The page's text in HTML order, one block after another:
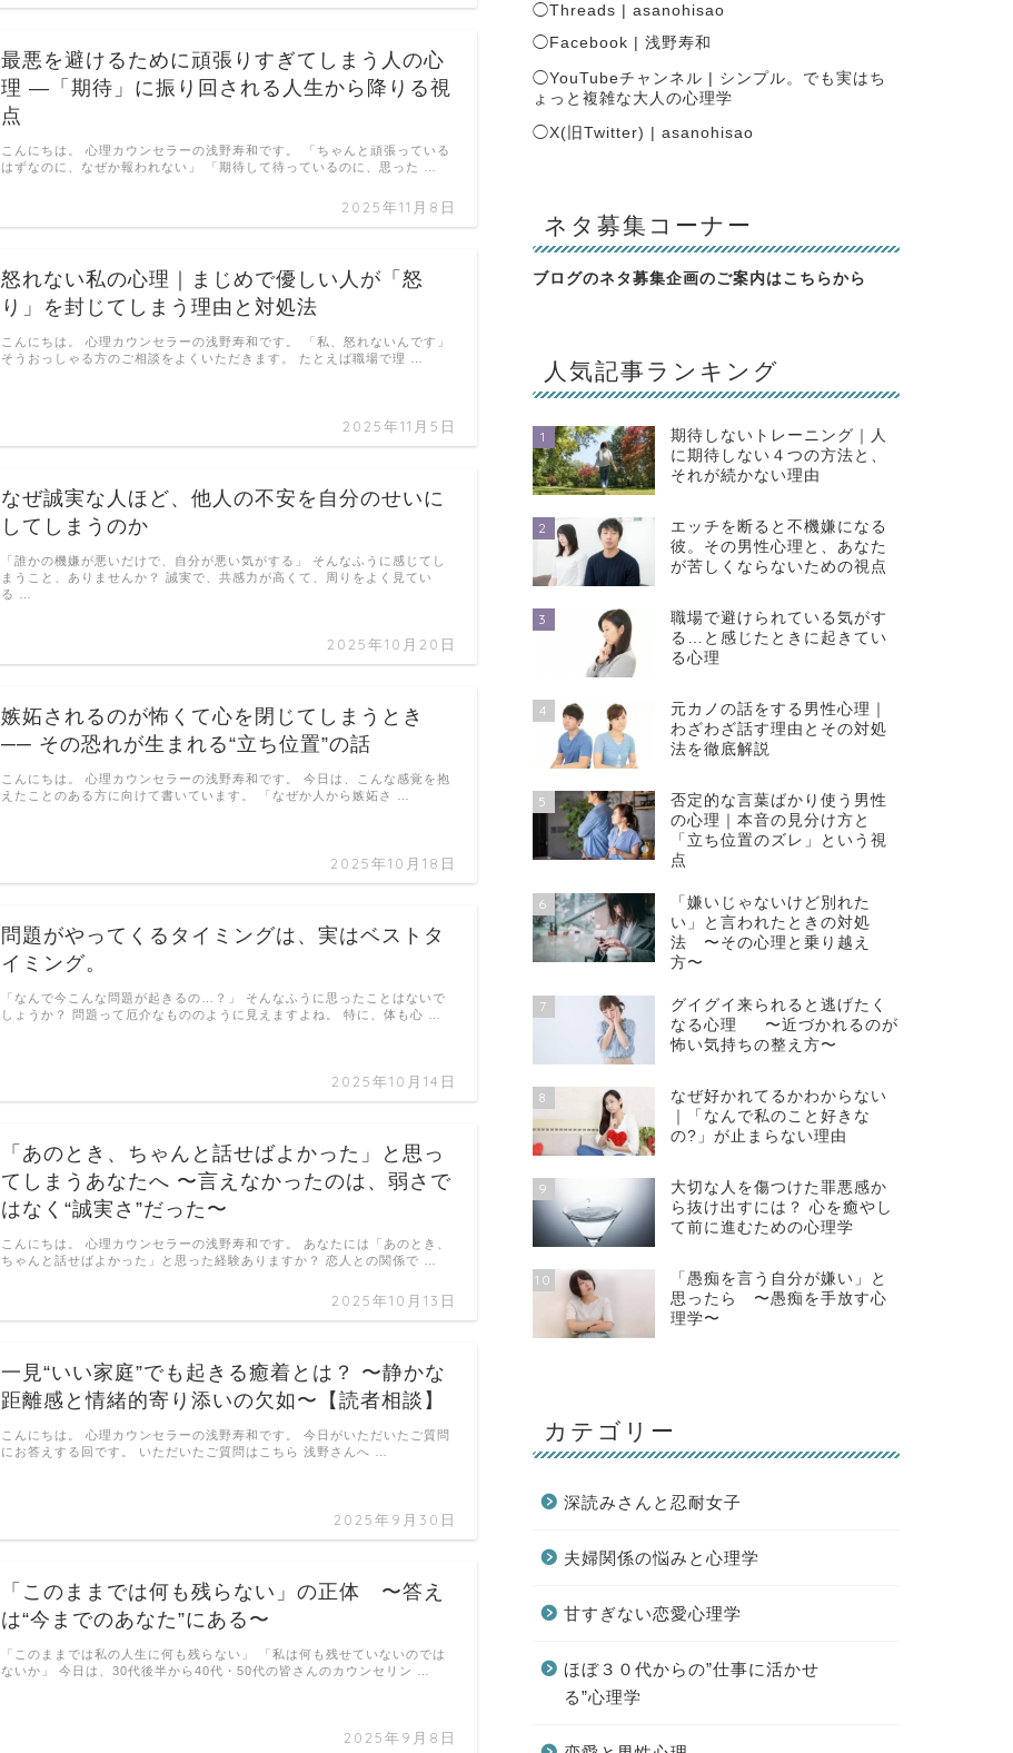
最悪を避けるために頑張りすぎてしまう人の心
理 ―「期待」に振り回される人生から降りる視
点
2025年11月8日
こんにちは。 心理カウンセラーの浅野寿和です。 「ちゃんと頑張っている
はずなのに、なぜか報われない」 「期待して待っているのに、思った …
怒れない私の心理｜まじめで優しい人が「怒
り」を封じてしまう理由と対処法
2025年11月5日
こんにちは。 心理カウンセラーの浅野寿和です。 「私、怒れないんです」
そうおっしゃる方のご相談をよくいただきます。 たとえば職場で理 …
なぜ誠実な人ほど、他人の不安を自分のせいに
してしまうのか
2025年10月20日
「誰かの機嫌が悪いだけで、自分が悪い気がする」 そんなふうに感じてし
まうこと、ありませんか？ 誠実で、共感力が高くて、周りをよく見てい
る …
嫉妬されるのが怖くて心を閉じてしまうとき
── その恐れが生まれる“立ち位置”の話
2025年10月18日
こんにちは。 心理カウンセラーの浅野寿和です。 今日は、こんな感覚を抱
えたことのある方に向けて書いています。 「なぜか人から嫉妬さ …
問題がやってくるタイミングは、実はベストタ
イミング。
2025年10月14日
「なんで今こんな問題が起きるの…？」 そんなふうに思ったことはないで
しょうか？ 問題って厄介なもののように見えますよね。 特に、体も心 …
「あのとき、ちゃんと話せばよかった」と思っ
てしまうあなたへ 〜言えなかったのは、弱さで
はなく“誠実さ”だった〜
2025年10月13日
こんにちは。 心理カウンセラーの浅野寿和です。 あなたには「あのとき、
ちゃんと話せばよかった」と思った経験ありますか？ 恋人との関係で …
一見“いい家庭”でも起きる癒着とは？ 〜静かな
距離感と情緒的寄り添いの欠如〜【読者相談】
2025年9月30日
こんにちは。 心理カウンセラーの浅野寿和です。 今日がいただいたご質問
にお答えする回です。 いただいたご質問はこちら 浅野さんへ …
「このままでは何も残らない」の正体 〜答え
は“今までのあなた”にある〜
2025年9月8日
「このままでは私の人生に何も残らない」 「私は何も残せていないのでは
ないか」 今日は、30代後半から40代・50代の皆さんのカウンセリン …
◯Threads | asanohisao
◯ Facebook | 浅野寿和
◯YouTubeチャンネル | シンプル。でも実はち
ょっと複雑な大人の心理学
◯X(旧Twitter) | asanohisao
ネタ募集コーナー
ブログのネタ募集企画のご案内はこちらから
人気記事ランキング
1
期待しないトレーニング｜人
に期待しない４つの方法と、
それが続かない理由
2
エッチを断ると不機嫌になる
彼。その男性心理と、あなた
が苦しくならないための視点
3
職場で避けられている気がす
る…と感じたときに起きてい
る心理
4
元カノの話をする男性心理｜
わざわざ話す理由とその対処
法を徹底解説
5
否定的な言葉ばかり使う男性
の心理｜本音の見分け方と
「立ち位置のズレ」という視
点
6
「嫌いじゃないけど別れた
い」と言われたときの対処
法 〜その心理と乗り越え
方〜
7
グイグイ来られると逃げたく
なる心理 〜近づかれるのが
怖い気持ちの整え方〜
8
なぜ好かれてるかわからない
｜「なんで私のこと好きな
の?」が止まらない理由
9
大切な人を傷つけた罪悪感か
ら抜け出すには？ 心を癒やし
て前に進むための心理学
10
「愚痴を言う自分が嫌い」と
思ったら 〜愚痴を手放す心
理学〜
カテゴリー
深読みさんと忍耐女子
夫婦関係の悩みと心理学
甘すぎない恋愛心理学
ほぼ３０代からの”仕事に活かせ
る”心理学